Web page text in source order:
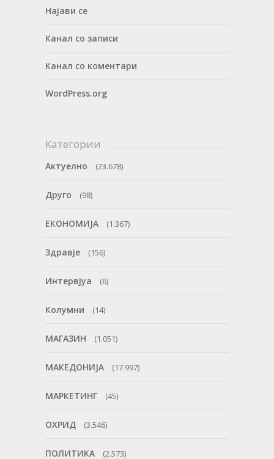
Најави се
Канал со записи
Канал со коментари
WordPress.org
Категории
Актуелно (23.678)
Друго (98)
ЕКОНОМИЈА (1.367)
Здравје (156)
Интервјуа (6)
Колумни (14)
МАГАЗИН (1.051)
МАКЕДОНИЈА (17.997)
МАРКЕТИНГ (45)
ОХРИД (3.546)
ПОЛИТИКА (2.573)